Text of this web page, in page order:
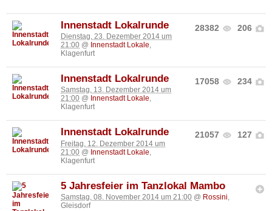
28382 206
Innenstadt Lokalrunde
Dienstag, 23. Dezember 2014 um
21:00 @ Innenstadt Lokale,
Klagenfurt
17058 234
Innenstadt Lokalrunde
Samstag, 13. Dezember 2014 um
21:00 @ Innenstadt Lokale,
Klagenfurt
21057 127
Innenstadt Lokalrunde
Freitag, 12. Dezember 2014 um
21:00 @ Innenstadt Lokale
Klagenfurt
5 Jahresfeier im Tanzlokal Mambo
Samstag, 08. November 2014 um 21:00 @ Rossini,
Gleisdorf